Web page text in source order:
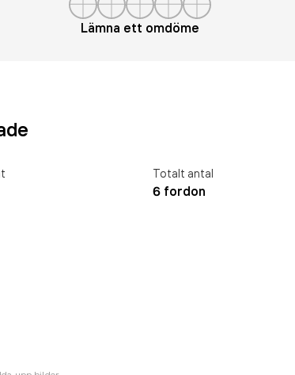
Lämna ett omdöme
Totalt antal
6 fordon